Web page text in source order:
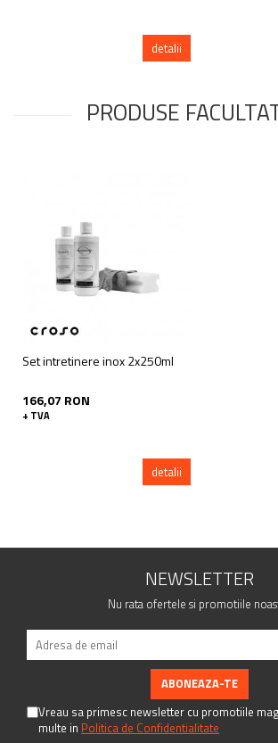
detalii
PRODUSE
Set intretinere inox 2x250ml
166,07 RON
+ TVA
detalii
NEWSLETTER
Nu rata ofertele si promotiile
Vreau sa primesc newsletter cu promotiile
multe in Politica de Confidentialitate